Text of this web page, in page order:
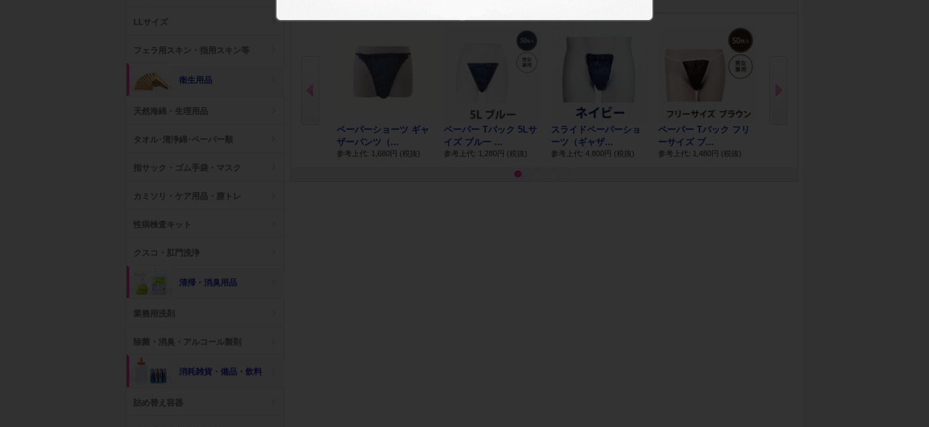
LLサイズ
フェラ用スキン・指用スキン等
衛生用品
天然海綿・生理用品
タオル･清浄綿･ペーパー類
指サック・ゴム手袋・マスク
カミソリ・ケア用品・膣トレ
性病検査キット
クスコ・肛門洗浄
清掃・消臭用品
業務用洗剤
除菌・消臭・アルコール製剤
消耗雑貨・備品・飲料
詰め替え容器
ev
io
ス/B6 12個セ...
HAKU シートマス...
ペーパーショーツ ギャ
ザーパンツ（...
参考上代: 1,680円 (税抜)
ペーパー Tバック 5Lサ
イズ ブルー ...
参考上代: 1,280円 (税抜)
スライドペーパーショ
ーツ（ギャザ...
参考上代: 4,800円 (税抜)
ペーパー Tバック フリ
ーサイズ ブ...
参考上代: 1,480円 (税抜)
ex
1